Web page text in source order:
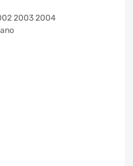
2003 2004